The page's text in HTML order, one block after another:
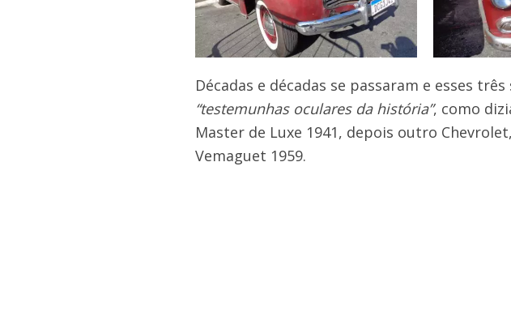
Décadas e décadas se passaram e esses
“testemunhas oculares da história”, como
Master de Luxe 1941, depois outro
Vemaguet 1959.